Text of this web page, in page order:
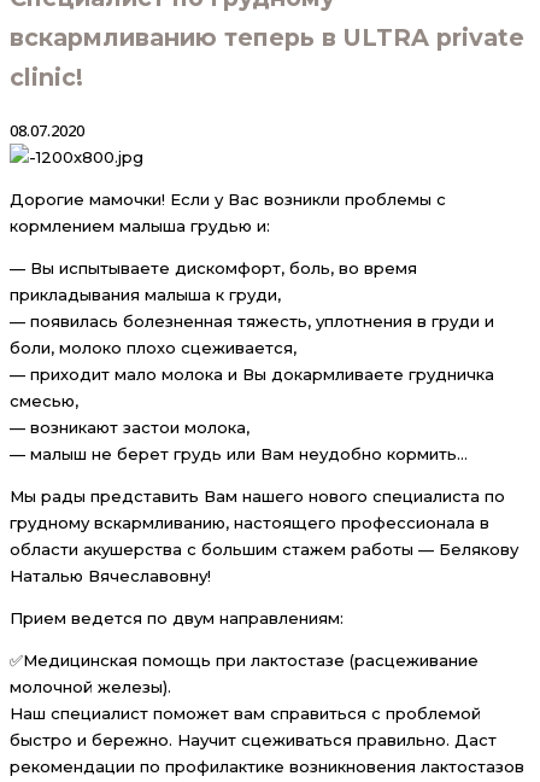
вскармливанию теперь в ULTRA private
clinic!
08.07.2020
Дорогие мамочки! Если у Вас возникли проблемы с
кормлением малыша грудью и:
— Вы испытываете дискомфорт, боль, во время
прикладывания малыша к груди,
— появилась болезненная тяжесть, уплотнения в груди и
боли, молоко плохо сцеживается,
— приходит мало молока и Вы докармливаете грудничка
смесью,
— возникают застои молока,
— малыш не берет грудь или Вам неудобно кормить…
Мы рады представить Вам нашего нового специалиста по
грудному вскармливанию, настоящего профессионала в
области акушерства с большим стажем работы — Белякову
Наталью Вячеславовну!
Прием ведется по двум направлениям:
✅Медицинская помощь при лактостазе (расцеживание
молочной железы).
Наш специалист поможет вам справиться с проблемой
быстро и бережно. Научит сцеживаться правильно. Даст
рекомендации по профилактике возникновения лактостазов